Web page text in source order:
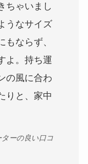
ちゃいまし
うなサイズ
ならず、
よ。持ち運
の風に合わ
りと、家中
ーの良い口コ